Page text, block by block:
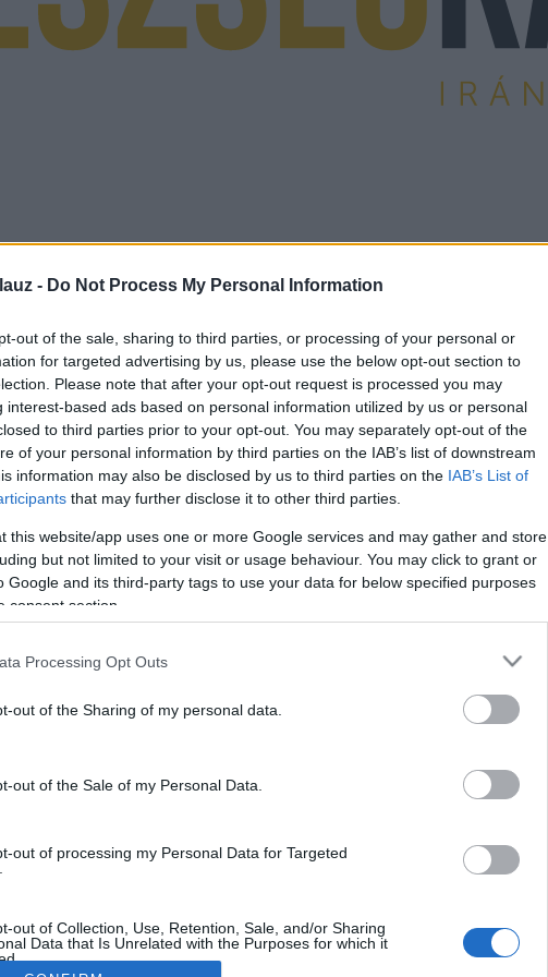
- Do Not Process My Personal Information
out of the sale, sharing to third parties, or processing of your personal or
for targeted advertising by us, please use the below opt-out section to
Please note that after your opt-out request is processed you may
interest-based ads based on personal information utilized by us or personal
to third parties prior to your opt-out. You may separately opt-out of the
of your personal information by third parties on the IAB’s list of downstream
information may also be disclosed by us to third parties on the IAB’s List of
that may further disclose it to other third parties.
this website/app uses one or more Google services and may gather and store
but not limited to your visit or usage behaviour. You may click to grant or
Google and its third-party tags to use your data for below specified purposes
consent section.
Processing Opt Outs
out of the Sharing of my personal data.
out of the Sale of my Personal Data.
out of processing my Personal Data for Targeted
out of Collection, Use, Retention, Sale, and/or Sharing
Data that Is Unrelated with the Purposes for which it